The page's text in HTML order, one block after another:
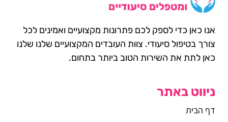
אנו כאן כדי לספק לכם פתרונות מקצועיים ואמינים לכל
צורך בטיפול סיעודי. צוות העובדים המקצועיים שלנו שלנו
כאן לתת את השירות הטוב ביותר בתחום.
ניווט באתר
דף הבית